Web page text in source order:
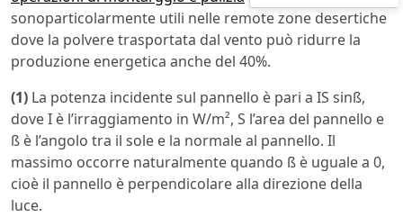
sonoparticolarmente utili nelle remote zone desertiche
dove la polvere trasportata dal vento può ridurre la
produzione energetica anche del 40%.
(1) La potenza incidente sul pannello è pari a IS sinß,
dove I è l’irraggiamento in W/m², S l’area del pannello e
ß è l’angolo tra il sole e la normale al pannello. Il
massimo occorre naturalmente quando ß è uguale a 0,
cioè il pannello è perpendicolare alla direzione della
luce.